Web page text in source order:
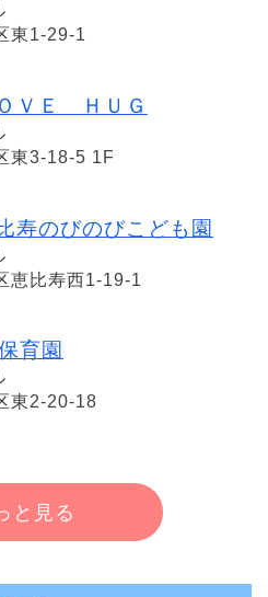
東1-29-1
ＶＥ ＨＵＧ
東3-18-5 1F
寿のびのびこども園
恵比寿西1-19-1
育園
東2-20-18
と見る